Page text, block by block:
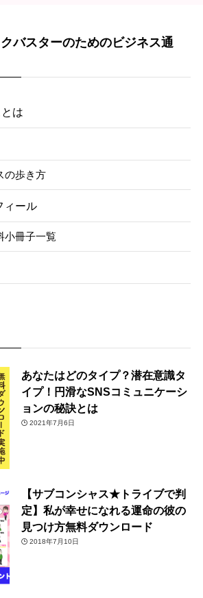
バスターのためのビジネス通
は
の歩き方
ィール
小冊子一覧
あなたはどのタイプ？潜在意識タ
イプ！円滑なSNSコミュニケーシ
ョンの秘訣とは
2021年7月6日
【サブコンシャス★トライブで判
定】私が幸せになれる運命の彼の
見つけ方無料ダウンロード
2018年7月10日